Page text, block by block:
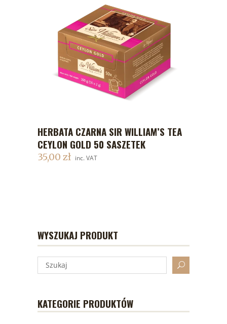
DODAJ DO KOSZYKA
HERBATA CZARNA SIR WILLIAM’S TEA
CEYLON GOLD 50 SASZETEK
35,00 zł inc. VAT
WYSZUKAJ PRODUKT
KATEGORIE PRODUKTÓW